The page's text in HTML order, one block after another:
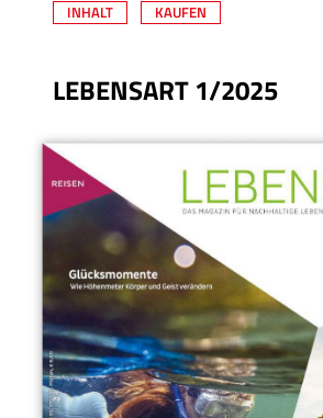
INHALT KAUFEN
LEBENSART 1/2025